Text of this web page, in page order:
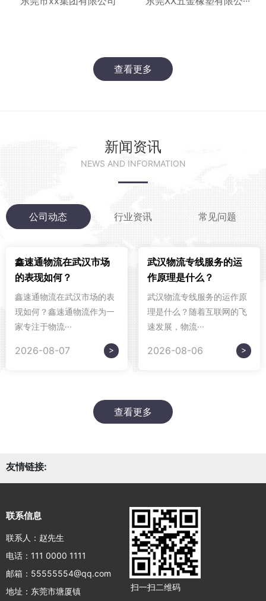
查看更多
新闻资讯
NEWS AND INFORMATION
公司动态 行业资讯 常见问题
鑫速通物流在武汉市场
的表现如何？
鑫速通物流在武汉市场的表
现如何？鑫速通物流作为一
家专注于物流···
2026-08-07 >
武汉物流专线服务的运
作原理是什么？
武汉物流专线服务的运作原
理是什么？随着互联网的飞
速发展，物流···
2026-08-06 >
查看更多
友情链接:
联系信息
联系人：赵先生
电话：111 0000 1111
邮箱：55555554@qq.com
地址：东莞市塘厦镇
扫一扫二维码